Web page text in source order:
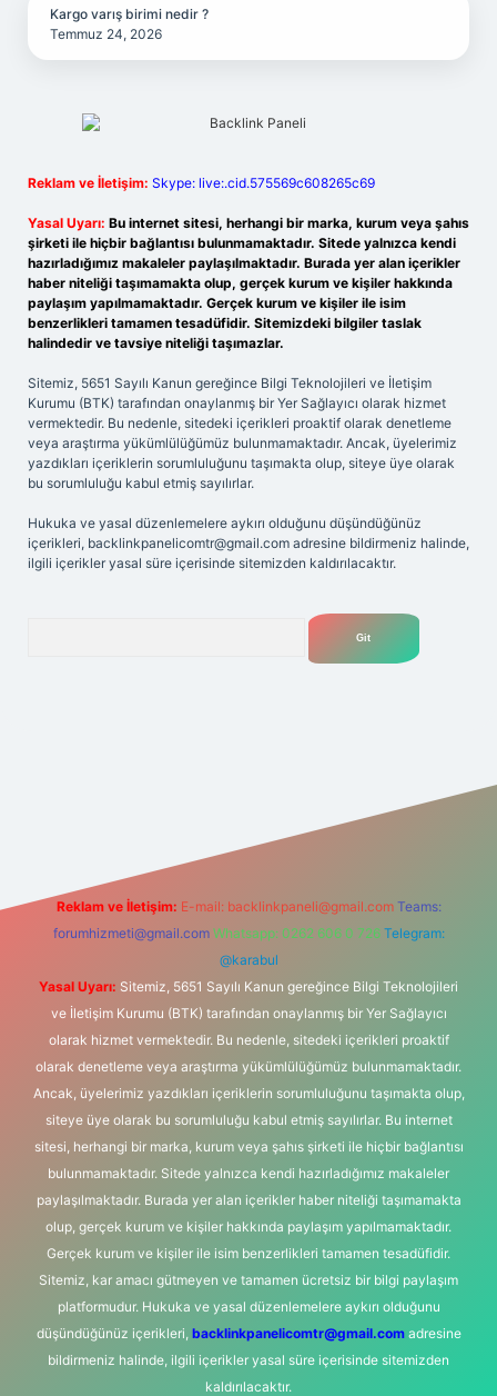
Kargo varış birimi nedir ?
Temmuz 24, 2026
Reklam ve İletişim: Skype: live:.cid.575569c608265c69
Yasal Uyarı: Bu internet sitesi, herhangi bir marka, kurum veya şahıs
şirketi ile hiçbir bağlantısı bulunmamaktadır. Sitede yalnızca kendi
hazırladığımız makaleler paylaşılmaktadır. Burada yer alan içerikler
haber niteliği taşımamakta olup, gerçek kurum ve kişiler hakkında
paylaşım yapılmamaktadır. Gerçek kurum ve kişiler ile isim
benzerlikleri tamamen tesadüfidir. Sitemizdeki bilgiler taslak
halindedir ve tavsiye niteliği taşımazlar.
Sitemiz, 5651 Sayılı Kanun gereğince Bilgi Teknolojileri ve İletişim
Kurumu (BTK) tarafından onaylanmış bir Yer Sağlayıcı olarak hizmet
vermektedir. Bu nedenle, sitedeki içerikleri proaktif olarak denetleme
veya araştırma yükümlülüğümüz bulunmamaktadır. Ancak, üyelerimiz
yazdıkları içeriklerin sorumluluğunu taşımakta olup, siteye üye olarak
bu sorumluluğu kabul etmiş sayılırlar.
Hukuka ve yasal düzenlemelere aykırı olduğunu düşündüğünüz
içerikleri, backlinkpanelicomtr@gmail.com adresine bildirmeniz halinde,
ilgili içerikler yasal süre içerisinde sitemizden kaldırılacaktır.
Reklam ve İletişim: E-mail: backlinkpaneli@gmail.com Teams:
forumhizmeti@gmail.com Whatsapp: 0262 606 0 726 Telegram:
@karabul
Yasal Uyarı: Sitemiz, 5651 Sayılı Kanun gereğince Bilgi Teknolojileri
ve İletişim Kurumu (BTK) tarafından onaylanmış bir Yer Sağlayıcı
olarak hizmet vermektedir. Bu nedenle, sitedeki içerikleri proaktif
olarak denetleme veya araştırma yükümlülüğümüz bulunmamaktadır.
Ancak, üyelerimiz yazdıkları içeriklerin sorumluluğunu taşımakta olup,
siteye üye olarak bu sorumluluğu kabul etmiş sayılırlar. Bu internet
sitesi, herhangi bir marka, kurum veya şahıs şirketi ile hiçbir bağlantısı
bulunmamaktadır. Sitede yalnızca kendi hazırladığımız makaleler
paylaşılmaktadır. Burada yer alan içerikler haber niteliği taşımamakta
olup, gerçek kurum ve kişiler hakkında paylaşım yapılmamaktadır.
Gerçek kurum ve kişiler ile isim benzerlikleri tamamen tesadüfidir.
Sitemiz, kar amacı gütmeyen ve tamamen ücretsiz bir bilgi paylaşım
platformudur. Hukuka ve yasal düzenlemelere aykırı olduğunu
düşündüğünüz içerikleri, backlinkpanelicomtr@gmail.comadresine
bildirmeniz halinde, ilgili içerikler yasal süre içerisinde sitemizden
kaldırılacaktır.